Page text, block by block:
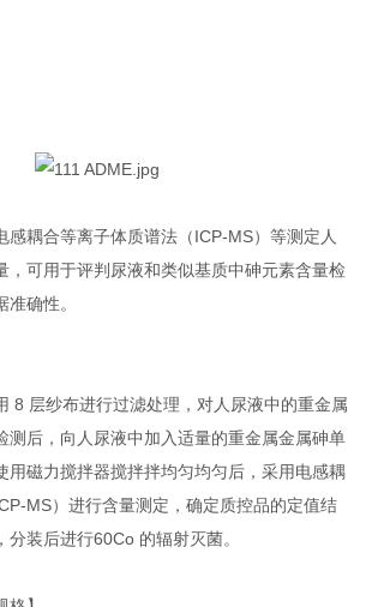
感耦合等离子体质谱法（ICP-MS）等测定人
，可用于评判尿液和类似基质中砷元素含量检
确性。
8 层纱布进行过滤处理，对人尿液中的重金属
测后，向人尿液中加入适量的重金属金属砷单
用磁力搅拌器搅拌拌均匀均匀后，采用电感耦
MS）进行含量测定，确定质控品的定值结
装后进行60Co 的辐射灭菌。